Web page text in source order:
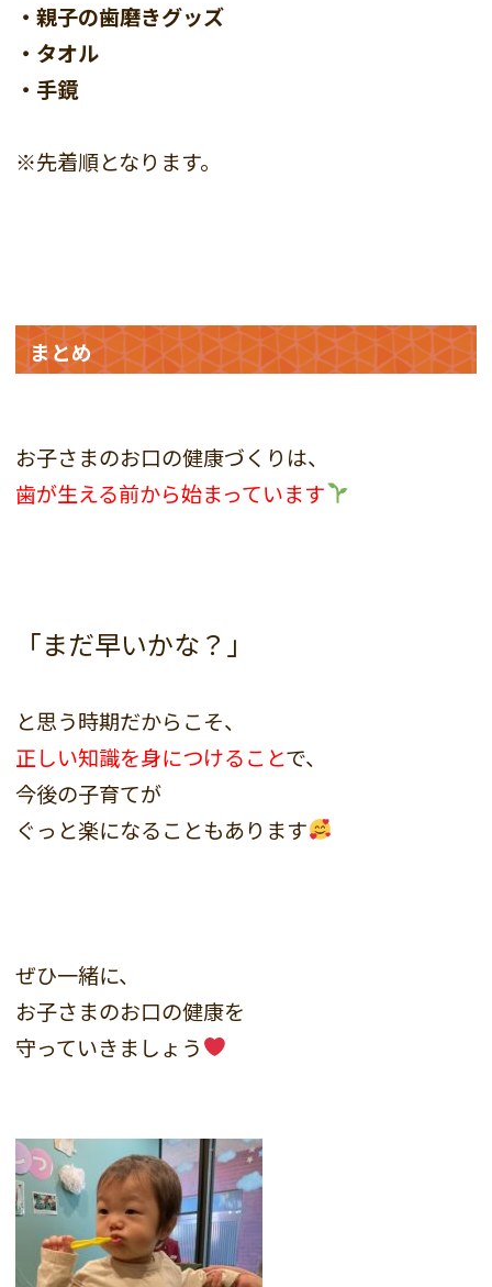
・親子の歯磨きグッズ
・タオル
・手鏡
※先着順となります。
まとめ
お子さまのお口の健康づくりは、
歯が生える前から始まっています
「まだ早いかな？」
と思う時期だからこそ、
正しい知識を身につけることで、
今後の子育てが
ぐっと楽になることもあります
ぜひ一緒に、
お子さまのお口の健康を
守っていきましょう